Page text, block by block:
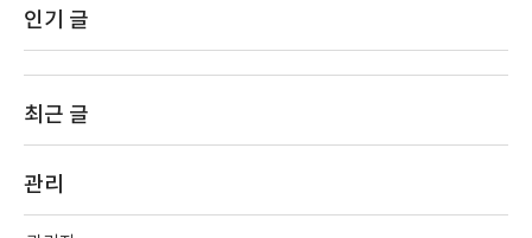
인기 글
최근 글
관리